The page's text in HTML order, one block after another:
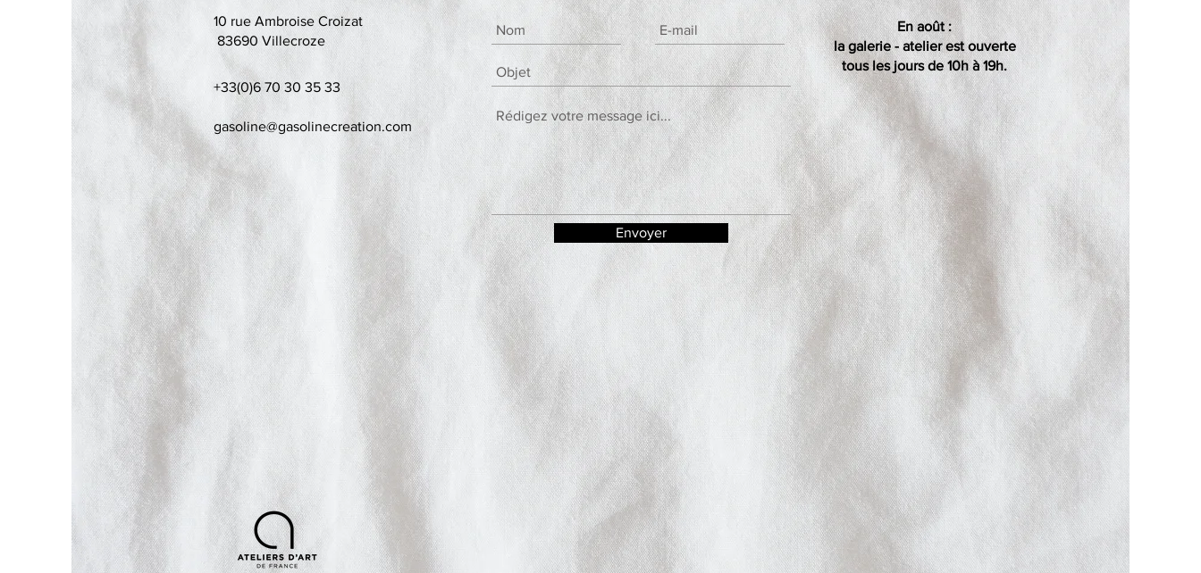
10 rue Ambroise Croizat
83690 Villecroze
+33(0)6 70 30 35 33
gasoline@gasolinecreation.com
Envoyer
En août :
la galerie - atelier est ouverte
tous les jours de 10h à 19h.